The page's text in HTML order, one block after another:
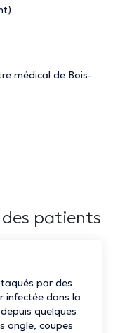
médical de Bois-
des patients
par des
infectée dans la
quelques
ongle, coupes